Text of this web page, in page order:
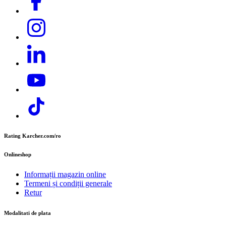
Unitate de producție a grupului Kärcher
Adresa: Str. Nordului 13-15, Curtea de Argeș
Telefon:
contact.office@cer.kaercher.com
Rating Karcher.com/ro
Onlineshop
Informații magazin online
Termeni și condiții generale
Retur
Modalitati de plata